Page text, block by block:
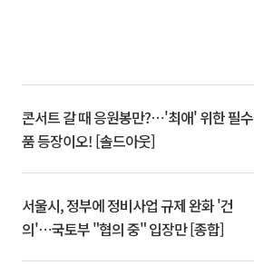
콘서트 갈 때 응원봉만?⋯'최애' 위한 필수
품 등장이오! [솔드아웃]
서울시, 정부에 정비사업 규제 완화 '건
의'⋯국토부 "협의 중" 입장만 [종합]